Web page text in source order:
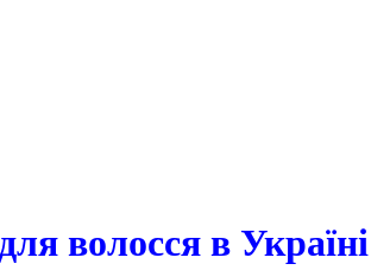
волосся в Україні